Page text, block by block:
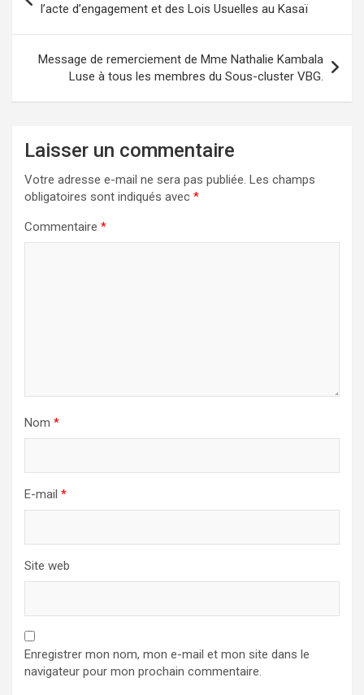
de
l’article
l’acte d’engagement et des Lois Usuelles au Kasaï
Message de remerciement de Mme Nathalie Kambala
Luse à tous les membres du Sous-cluster VBG.
Laisser un commentaire
Votre adresse e-mail ne sera pas publiée. Les champs
obligatoires sont indiqués avec *
Commentaire *
Nom *
E-mail *
Site web
Enregistrer mon nom, mon e-mail et mon site dans le
navigateur pour mon prochain commentaire.